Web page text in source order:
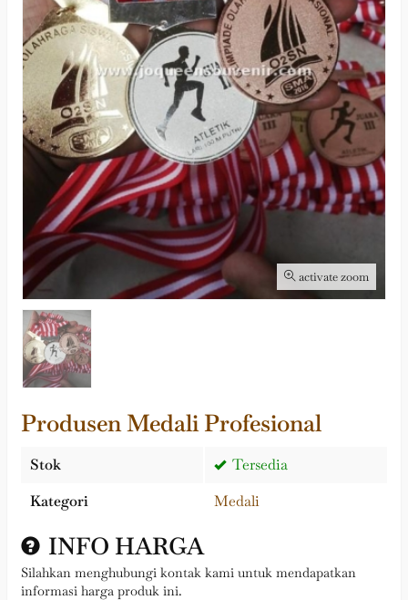
activate zoom
Produsen Medali Profesional
Stok
Tersedia
Kategori
Medali
INFO HARGA
Silahkan menghubungi kontak kami untuk mendapatkan
informasi harga produk ini.